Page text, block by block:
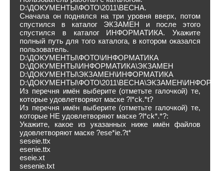
D:\ДОКУМЕНТЫ\ФОТО\2011\ВЕСНА.
Сначала он поднялся на три уровня вверх, потом
спустился в каталог ЭКЗАМЕН и после этого
спустился в каталог ИНФОРМАТИКА. Укажите
полный путь для того каталога, в котором оказался
пользователь.
D:\ДОКУМЕНТЫ\ФОТО\ИНФОРМАТИКА
D:\ДОКУМЕНТЫ\ИНФОРМАТИКА\ЭКЗАМЕН
D:\ДОКУМЕНТЫ\ЭКЗАМЕН\ИНФОРМАТИКА
Из перечня имён выберите (отметьте галочкой) те,
которые удовлетворяют маске ?l*ck.*t?
Из перечня имён выберите (отметьте галочкой) те,
которые НЕ удовлетворяют маске ?l*ck*.*?:
Укажите, какое из указанных ниже имён файлов
удовлетворяют маске ?ese*ie.?t*
seseie.ttx
esenie.ttx
eseie.xt
sesenie.txt